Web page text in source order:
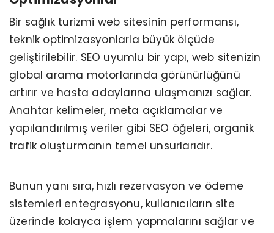
Bir sağlık turizmi web sitesinin performansı,
teknik optimizasyonlarla büyük ölçüde
geliştirilebilir. SEO uyumlu bir yapı, web sitenizin
global arama motorlarında görünürlüğünü
artırır ve hasta adaylarına ulaşmanızı sağlar.
Anahtar kelimeler, meta açıklamalar ve
yapılandırılmış veriler gibi SEO öğeleri, organik
trafik oluşturmanın temel unsurlarıdır.
Bunun yanı sıra, hızlı rezervasyon ve ödeme
sistemleri entegrasyonu, kullanıcıların site
üzerinde kolayca işlem yapmalarını sağlar ve